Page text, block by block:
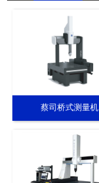
蔡司桥式测量机